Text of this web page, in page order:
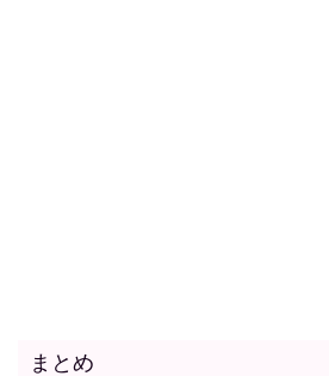
まとめ